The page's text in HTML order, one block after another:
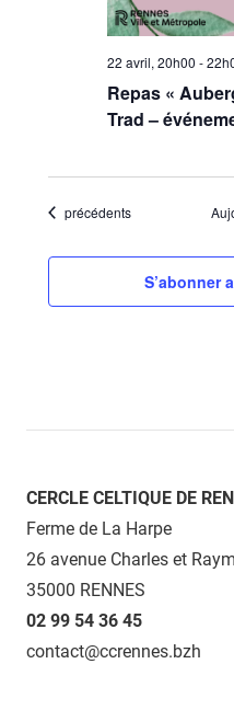
22 avril, 20h00 -
Repas «
Trad –
Évènements
précédents
S’abonner
CERCLE CELTIQUE DE
Ferme de La Harpe
26 avenue Charles et
35000 RENNES
02 99 54 36 45
contact@ccrennes.bzh